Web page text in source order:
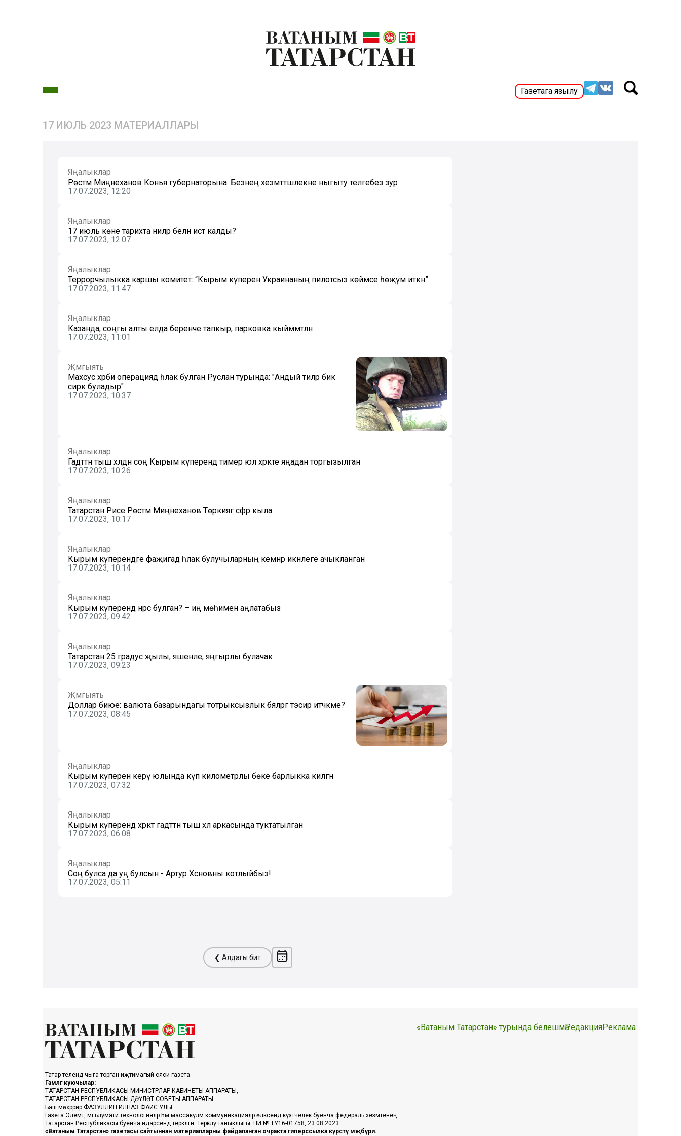
Газетага язылу
17 ИЮЛЬ 2023 МАТЕРИАЛЛАРЫ
Яңалыклар
Рөстәм Миңнеханов Конья губернаторына: Безнең хезмәттәшлекне ныгыту теләгебез зур
17.07.2023, 12:20
Яңалыклар
17 июль көне тарихта ниләр белән истә калды?
17.07.2023, 12:07
Яңалыклар
Террорчылыкка каршы комитет: “Кырым күперенә Украинаның пилотсыз көймәсе һөҗүм иткән”
17.07.2023, 11:47
Яңалыклар
Казанда, соңгы алты елда беренче тапкыр, парковка кыйммәтләнә
17.07.2023, 11:01
Җәмгыять
Махсус хәрби операциядә һәлак булган Руслан турында: "Андый әтиләр бик
сирәк буладыр"
17.07.2023, 10:37
Яңалыклар
Гадәттән тыш хәлдән соң Кырым күперендә тимер юл хәрәкәте яңадан торгызылган
17.07.2023, 10:26
Яңалыклар
Татарстан Рәисе Рөстәм Миңнеханов Төркиягә сәфәр кыла
17.07.2023, 10:17
Яңалыклар
Кырым күперендәге фаҗигадә һәлак булучыларның кемнәр икәнлеге ачыкланган
17.07.2023, 10:14
Яңалыклар
Кырым күперендә нәрсә булган? – иң мөһимен аңлатабыз
17.07.2023, 09:42
Яңалыклар
Татарстан 25 градус җылы, яшенле, яңгырлы булачак
17.07.2023, 09:23
Җәмгыять
Доллар биюе: валюта базарындагы тотрыксызлык бәяләргә тәэсир итәчәкме?
17.07.2023, 08:45
Яңалыклар
Кырым күперенә керү юлында күп километрлы бөке барлыкка килгән
17.07.2023, 07:32
Яңалыклар
Кырым күперендә хәрәкәт гадәттән тыш хәл аркасында туктатылган
17.07.2023, 06:08
Яңалыклар
Соң булса да уң булсын - Артур Хәсәновны котлыйбыз!
17.07.2023, 05:11
❮ Алдагы бит
Татар телендә чыга торган иҗтимагый-сәяси газета.
Гамәлгә куючылар:
ТАТАРСТАН РЕСПУБЛИКАСЫ МИНИСТРЛАР КАБИНЕТЫ АППАРАТЫ,
ТАТАРСТАН РЕСПУБЛИКАСЫ ДӘҮЛӘТ СОВЕТЫ АППАРАТЫ.
Баш мөхәррир ФАЗУЛЛИН ИЛНАЗ ФАИС УЛЫ.
Газета Элемтә, мәгълүмати технологияләр һәм массакүләм коммуникацияләр өлкәсендә күзәтчелек буенча федераль хезмәтенең
Татарстан Республикасы буенча идарәсендә теркәлгән. Теркәлү таныклыгы: ПИ № ТУ16-01758, 23.08.2023.
«Ватаным Татарстан» газетасы сайтыннан материалларны файдаланган очракта гиперссылка күрсәтү мәҗбүри.
«Ватаным Татарстан» турында белешмәРедакцияРеклама